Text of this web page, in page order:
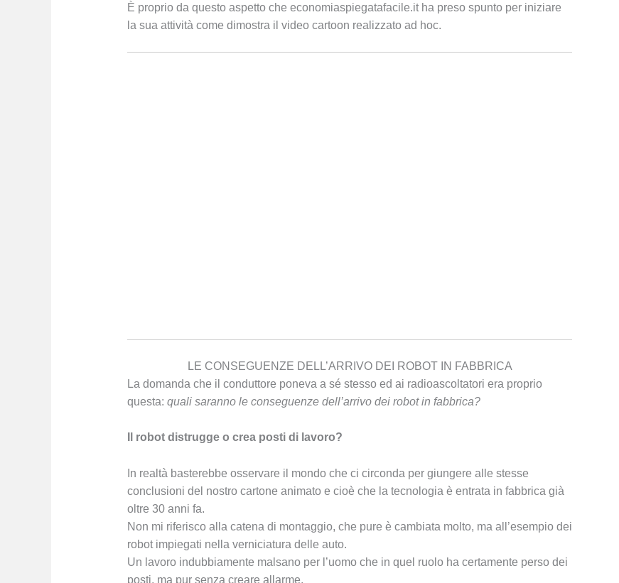
È proprio da questo aspetto che economiaspiegatafacile.it ha preso spunto per iniziare
la sua attività come dimostra il video cartoon realizzato ad hoc.
LE CONSEGUENZE DELL’ARRIVO DEI ROBOT IN FABBRICA
La domanda che il conduttore poneva a sé stesso ed ai radioascoltatori era proprio
questa: quali saranno le conseguenze dell’arrivo dei robot in fabbrica?
Il robot distrugge o crea posti di lavoro?
In realtà basterebbe osservare il mondo che ci circonda per giungere alle stesse
conclusioni del nostro cartone animato e cioè che la tecnologia è entrata in fabbrica già
oltre 30 anni fa.
Non mi riferisco alla catena di montaggio, che pure è cambiata molto, ma all’esempio dei
robot impiegati nella verniciatura delle auto.
Un lavoro indubbiamente malsano per l’uomo che in quel ruolo ha certamente perso dei
posti, ma pur senza creare allarme.